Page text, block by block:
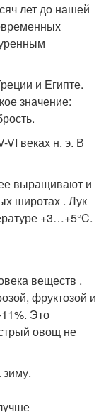
лет до нашей
и Египте.
значение:
веках н. э. В
выращивают и
широтах . Лук
+3…+5°C.
веществ .
фруктозой и
Это
овощ не